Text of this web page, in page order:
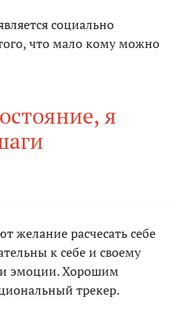
социально
что мало кому можно
я
желание расчесать себе
к себе и своему
эмоции. Хорошим
трекер.